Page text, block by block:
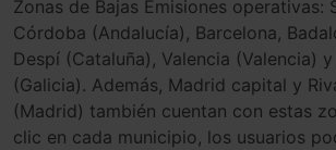
Zonas de Bajas Emisiones operativas:
Córdoba (Andalucía), Barcelona,
Despí (Cataluña), Valencia (Valencia)
(Galicia). Además, Madrid capital y
(Madrid) también cuentan con estas
clic en cada municipio, los usuarios